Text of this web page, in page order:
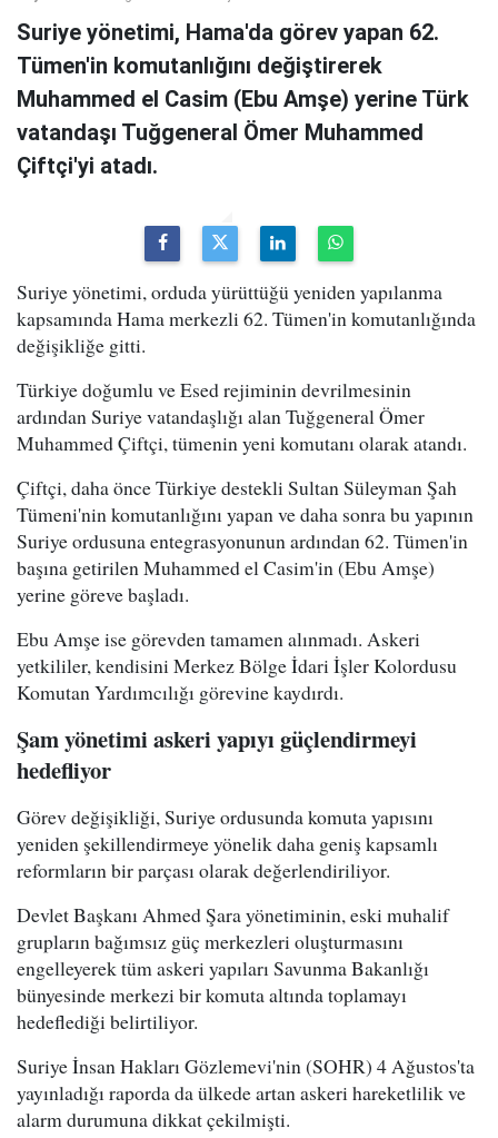
Suriye yönetimi, Hama'da görev yapan 62.
Tümen'in komutanlığını değiştirerek
Muhammed el Casim (Ebu Amşe) yerine Türk
vatandaşı Tuğgeneral Ömer Muhammed
Çiftçi'yi atadı.
Suriye yönetimi, orduda yürüttüğü yeniden yapılanma
kapsamında Hama merkezli 62. Tümen'in komutanlığında
değişikliğe gitti.
Türkiye doğumlu ve Esed rejiminin devrilmesinin
ardından Suriye vatandaşlığı alan Tuğgeneral Ömer
Muhammed Çiftçi, tümenin yeni komutanı olarak atandı.
Çiftçi, daha önce Türkiye destekli Sultan Süleyman Şah
Tümeni'nin komutanlığını yapan ve daha sonra bu yapının
Suriye ordusuna entegrasyonunun ardından 62. Tümen'in
başına getirilen Muhammed el Casim'in (Ebu Amşe)
yerine göreve başladı.
Ebu Amşe ise görevden tamamen alınmadı. Askeri
yetkililer, kendisini Merkez Bölge İdari İşler Kolordusu
Komutan Yardımcılığı görevine kaydırdı.
Şam yönetimi askeri yapıyı güçlendirmeyi
hedefliyor
Görev değişikliği, Suriye ordusunda komuta yapısını
yeniden şekillendirmeye yönelik daha geniş kapsamlı
reformların bir parçası olarak değerlendiriliyor.
Devlet Başkanı Ahmed Şara yönetiminin, eski muhalif
grupların bağımsız güç merkezleri oluşturmasını
engelleyerek tüm askeri yapıları Savunma Bakanlığı
bünyesinde merkezi bir komuta altında toplamayı
hedeflediği belirtiliyor.
Suriye İnsan Hakları Gözlemevi'nin (SOHR) 4 Ağustos'ta
yayınladığı raporda da ülkede artan askeri hareketlilik ve
alarm durumuna dikkat çekilmişti.